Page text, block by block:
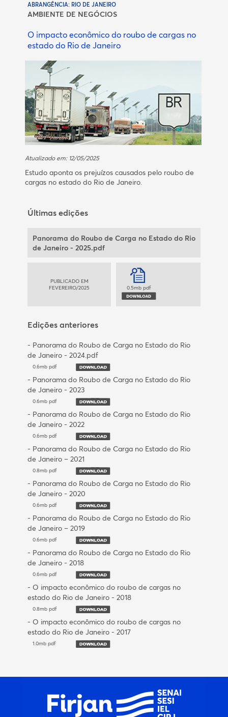
ABRANGÊNCIA: RIO DE JANEIRO
AMBIENTE DE NEGÓCIOS
O impacto econômico do roubo de cargas no
estado do Rio de Janeiro
Atualizado em: 12/05/2025
Estudo aponta os prejuízos causados pelo roubo de
cargas no estado do Rio de Janeiro.
Últimas edições
Panorama do Roubo de Carga no Estado do Rio
de Janeiro - 2025.pdf
PUBLICADO EM
FEVEREIRO/2025
0.5mb pdf
Edições anteriores
- Panorama do Roubo de Carga no Estado do Rio
de Janeiro - 2024.pdf
0.6mb pdf
- Panorama do Roubo de Carga no Estado do Rio
de Janeiro - 2023
0.6mb pdf
- Panorama do Roubo de Carga no Estado do Rio
de Janeiro - 2022
0.6mb pdf
- Panorama do Roubo de Carga no Estado do Rio
de Janeiro – 2021
0.8mb pdf
- Panorama do Roubo de Carga no Estado do Rio
de Janeiro - 2020
0.6mb pdf
- Panorama do Roubo de Carga no Estado do Rio
de Janeiro – 2019
0.6mb pdf
- Panorama do Roubo de Carga no Estado do Rio
de Janeiro - 2018
0.6mb pdf
- O impacto econômico do roubo de cargas no
estado do Rio de Janeiro - 2018
0.8mb pdf
- O impacto econômico do roubo de cargas no
estado do Rio de Janeiro - 2017
1.0mb pdf